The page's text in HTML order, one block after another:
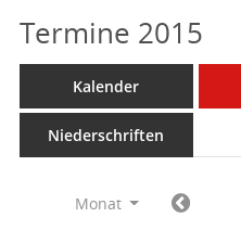
Termine 2015
Kalender
Niederschriften
Monat